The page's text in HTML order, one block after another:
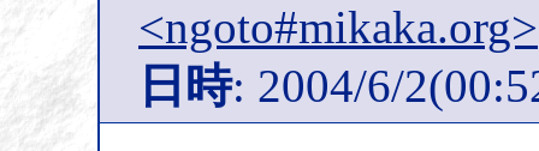
<ngoto#mikaka.org>
日時: 2004/6/